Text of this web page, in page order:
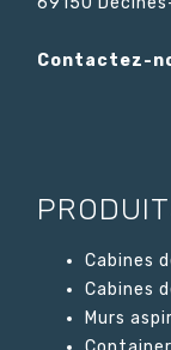
Contactez-
Cabines
Cabines
Murs